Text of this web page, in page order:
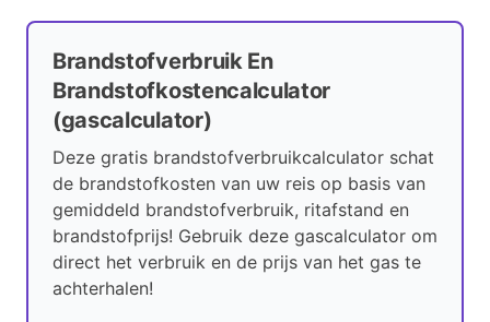
Brandstofverbruik En
Brandstofkostencalculator
(gascalculator)
Deze gratis brandstofverbruikcalculator schat
de brandstofkosten van uw reis op basis van
gemiddeld brandstofverbruik, ritafstand en
brandstofprijs! Gebruik deze gascalculator om
direct het verbruik en de prijs van het gas te
achterhalen!